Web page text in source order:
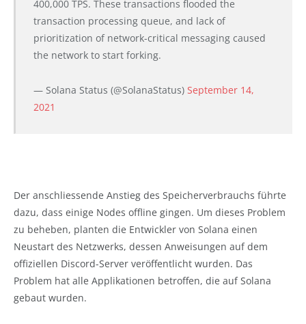
400,000 TPS. These transactions flooded the
transaction processing queue, and lack of
prioritization of network-critical messaging caused
the network to start forking.
— Solana Status (@SolanaStatus) September 14,
2021
Der anschliessende Anstieg des Speicherverbrauchs führte
dazu, dass einige Nodes offline gingen. Um dieses Problem
zu beheben, planten die Entwickler von Solana einen
Neustart des Netzwerks, dessen Anweisungen auf dem
offiziellen Discord-Server veröffentlicht wurden. Das
Problem hat alle Applikationen betroffen, die auf Solana
gebaut wurden.